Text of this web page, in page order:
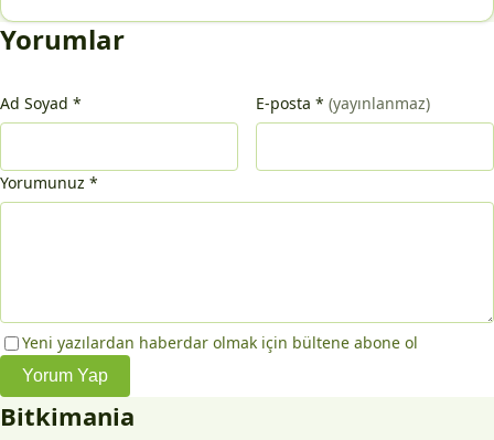
Yorumlar
Ad Soyad * E-posta * (yayınlanmaz)
Yorumunuz *
Yeni yazılardan haberdar olmak için bültene abone ol
Yorum Yap
Bitkimania